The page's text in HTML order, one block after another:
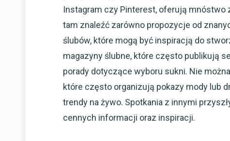
Instagram czy Pinterest, oferują mnóstwo
tam znaleźć zarówno propozycje od
ślubów, które mogą być inspiracją do
magazyny ślubne, które często publikują
porady dotyczące wyboru sukni. Nie
które często organizują pokazy mody lub
trendy na żywo. Spotkania z innymi
cennych informacji oraz inspiracji.